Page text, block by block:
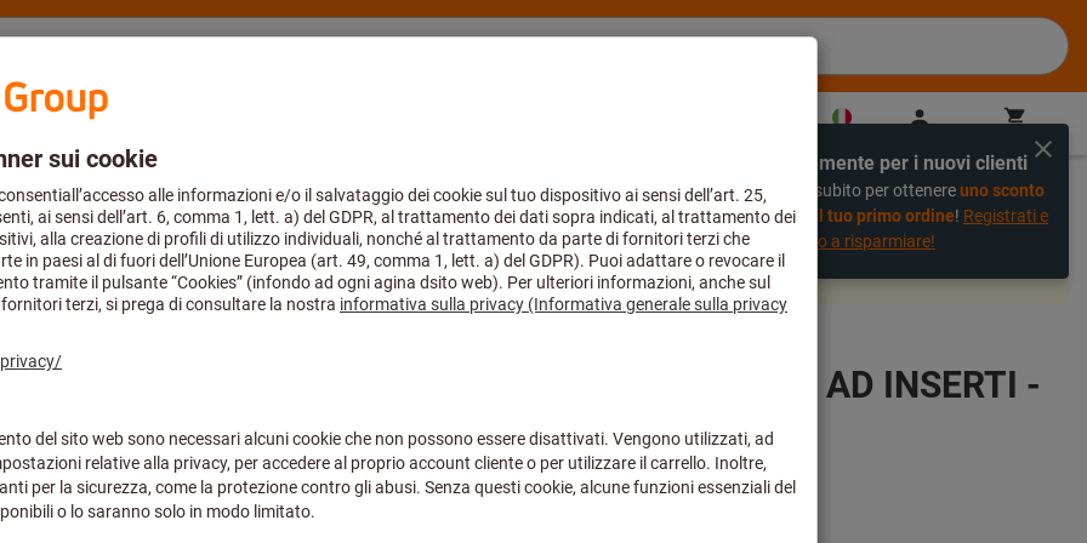
Group
% Esclusivamente per i nuovi clienti
Registrati subito per ottenereuno sconto
del 20% sul tuo primo ordine! Registrati e
inizia subito a risparmiare!
Punte elicoidali e punte a inserti Punta a inserti
compresi. Puoi continuare ad effettuare i tuoi ordini tramite eShop e saranno evasi dal nostro magazzino centrale come di
KUB-Q.2D.210.R.06-K25 PUNTA AD INSERTI -
KUB QUATRON
Codice art.:U10 12100